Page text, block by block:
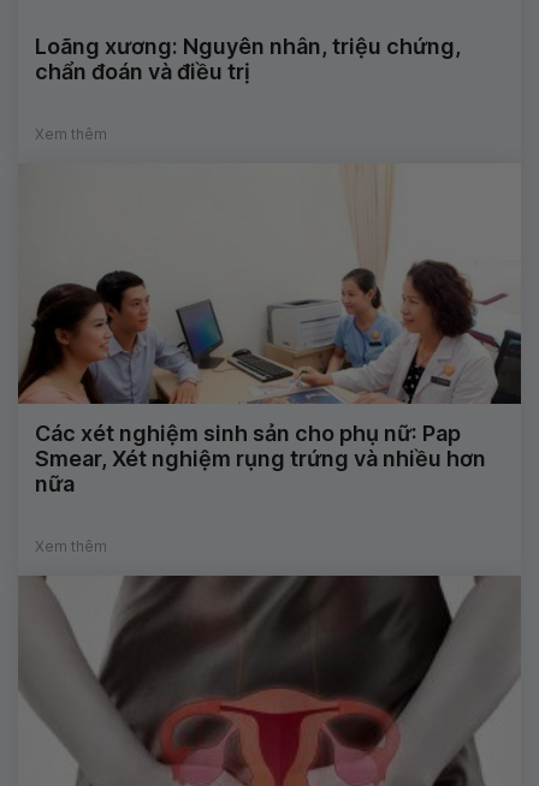
Loãng xương: Nguyên nhân, triệu chứng,
chẩn đoán và điều trị
Xem thêm
Các xét nghiệm sinh sản cho phụ nữ: Pap
Smear, Xét nghiệm rụng trứng và nhiều hơn
nữa
Xem thêm